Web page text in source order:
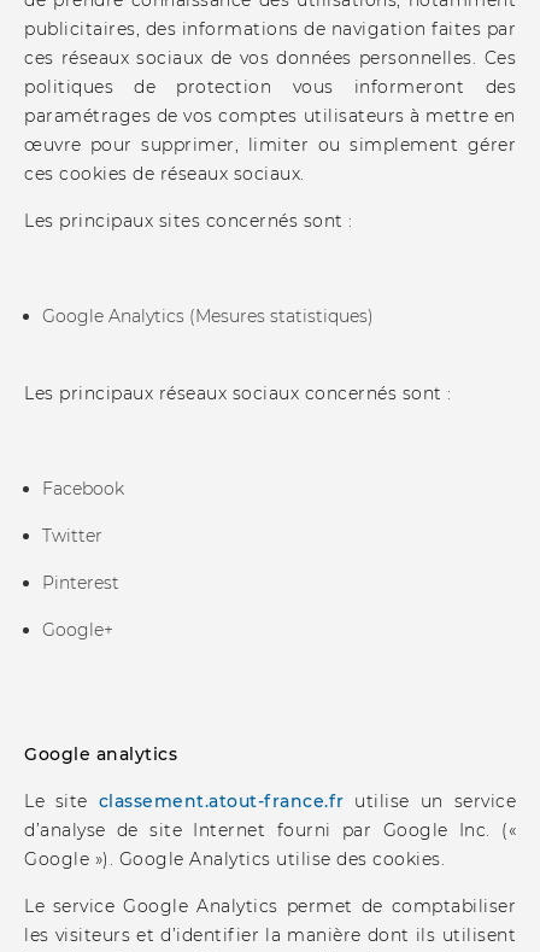
publicitaires, des informations de navigation faites par
ces réseaux sociaux de vos données personnelles. Ces
politiques de protection vous informeront des
paramétrages de vos comptes utilisateurs à mettre en
œuvre pour supprimer, limiter ou simplement gérer
ces cookies de réseaux sociaux.
Les principaux sites concernés sont :
Google Analytics (Mesures statistiques)
Les principaux réseaux sociaux concernés sont :
Facebook
Twitter
Pinterest
Google+
Google analytics
Le site classement.atout-france.fr utilise un service
d’analyse de site Internet fourni par Google Inc. («
Google »). Google Analytics utilise des cookies.
Le service Google Analytics permet de comptabiliser
les visiteurs et d’identifier la manière dont ils utilisent